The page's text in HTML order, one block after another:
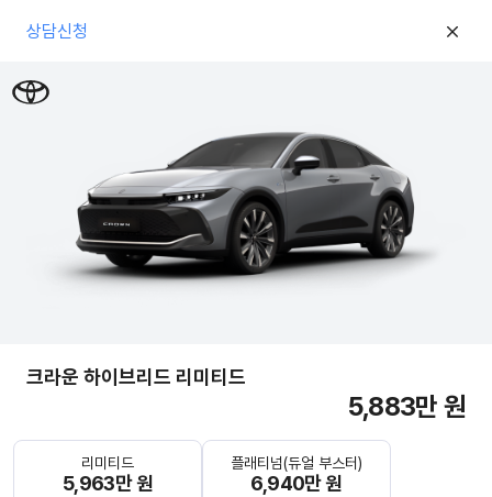
상담신청
크라운 하이브리드 리미티드
5,883만 원
리미티드
5,963만 원
플래티넘(듀얼 부스터)
6,940만 원